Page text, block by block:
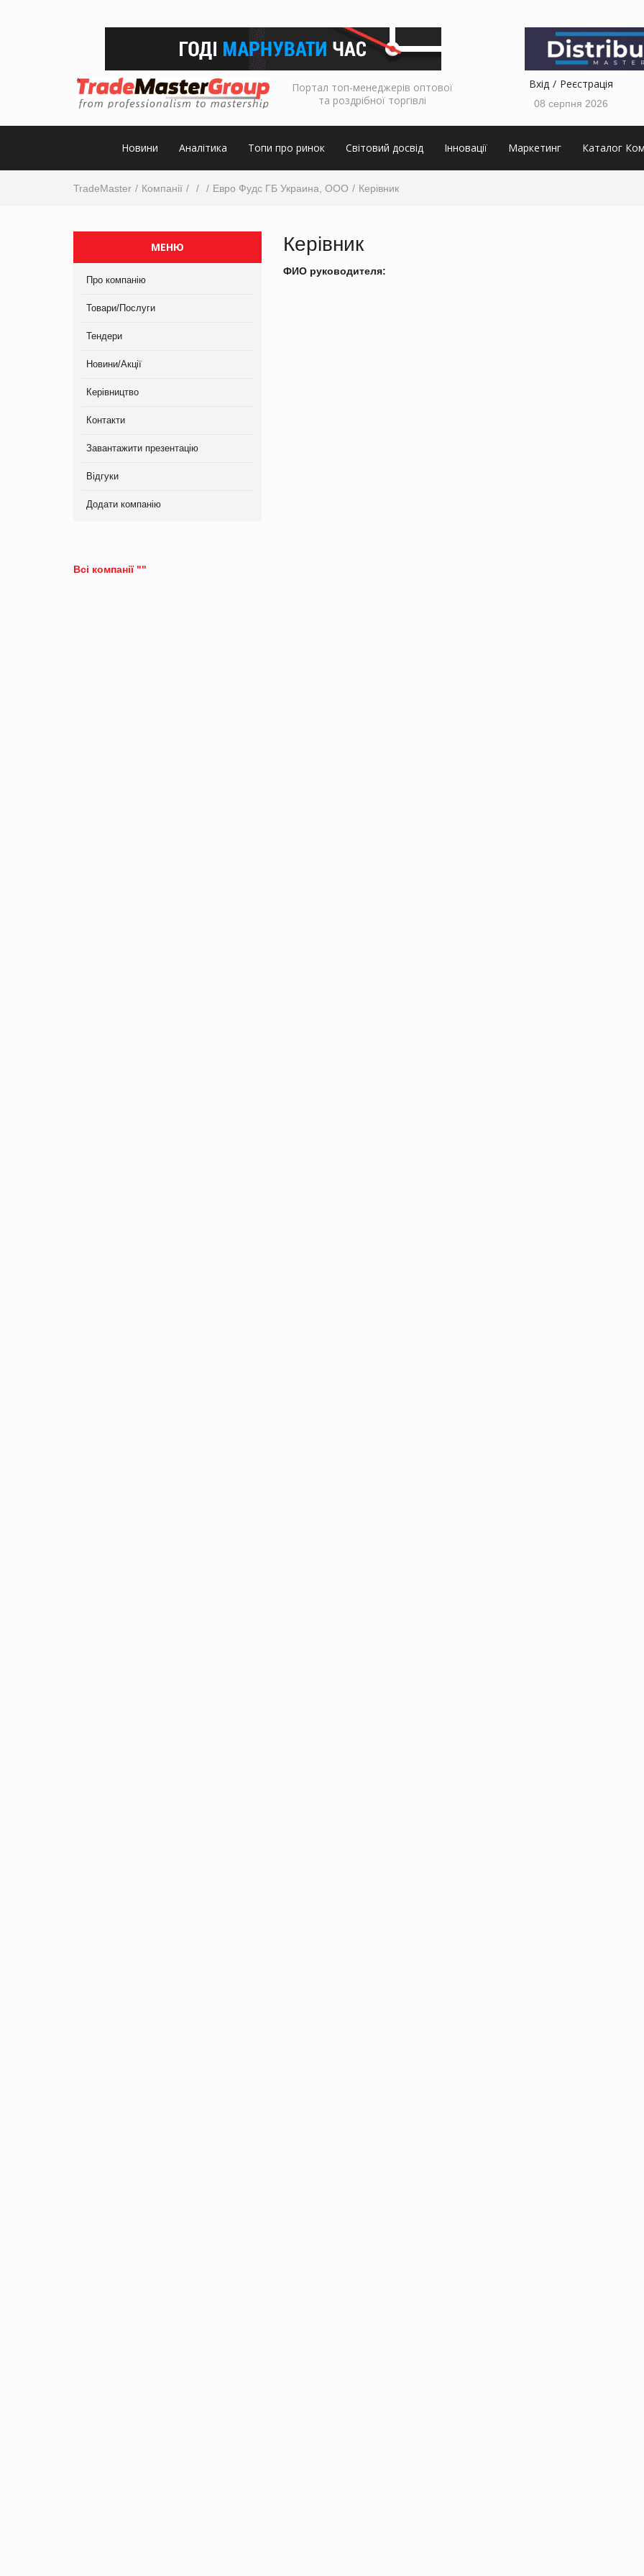
Портал топ-менеджерів оптової
та роздрібної торгівлі
Вхід Реєстрація
08 серпня 2026
Новини Аналітика Топи про ринок Світовий досвід Інновації Маркетинг Каталог
TradeMaster Компанії Евро Фудс ГБ Украина, ООО Керівник
МЕНЮ
Про компанію
Товари/Послуги
Тендери
Новини/Акції
Керівництво
Контакти
Завантажити презентацію
Відгуки
Додати компанію
Керівник
ФИО руководителя:
Всі компанії ""